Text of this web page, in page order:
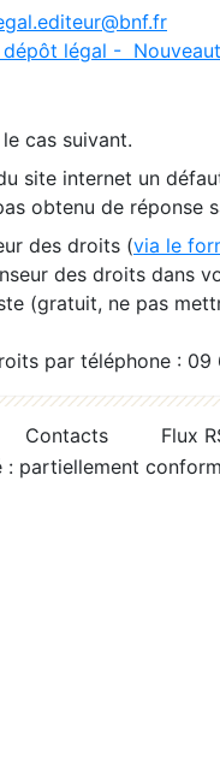
légal -
cas suivant.
site internet un
obtenu de réponse
des droits (via le
des droits dans
(gratuit, ne pas
par téléphone :
Contacts
Flux
: partiellement